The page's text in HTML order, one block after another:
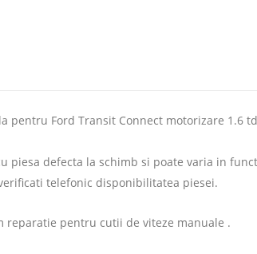
pentru Ford Transit Connect motorizare 1.6
piesa defecta la schimb si poate varia in
telefonic disponibilitatea piesei.
reparatie pentru cutii de viteze manuale .